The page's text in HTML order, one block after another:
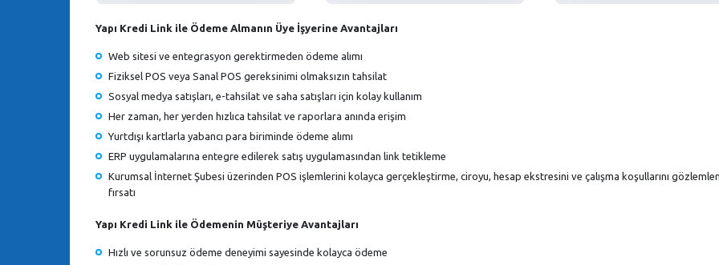
Yapı Kredi Link ile Ödeme Almanın Üye İşyerine Avantajları
Web sitesi ve entegrasyon gerektirmeden ödeme alımı
Fiziksel POS veya Sanal POS gereksinimi olmaksızın tahsilat
Sosyal medya satışları, e-tahsilat ve saha satışları için kolay kullanım
Her zaman, her yerden hızlıca tahsilat ve raporlara anında erişim
Yurtdışı kartlarla yabancı para biriminde ödeme alımı
ERP uygulamalarına entegre edilerek satış uygulamasından link tetikleme
Kurumsal İnternet Şubesi üzerinden POS işlemlerini kolayca gerçekleştirme, ciroyu, hesap ekstresini ve çalışma koşullarını
fırsatı
Yapı Kredi Link ile Ödemenin Müşteriye Avantajları
Hızlı ve sorunsuz ödeme deneyimi sayesinde kolayca ödeme